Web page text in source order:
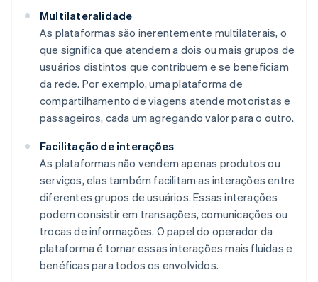
Multilateralidade
As plataformas são inerentemente multilaterais, o
que significa que atendem a dois ou mais grupos de
usuários distintos que contribuem e se beneficiam
da rede. Por exemplo, uma plataforma de
compartilhamento de viagens atende motoristas e
passageiros, cada um agregando valor para o outro.
Facilitação de interações
As plataformas não vendem apenas produtos ou
serviços, elas também facilitam as interações entre
diferentes grupos de usuários. Essas interações
podem consistir em transações, comunicações ou
trocas de informações. O papel do operador da
plataforma é tornar essas interações mais fluidas e
benéficas para todos os envolvidos.